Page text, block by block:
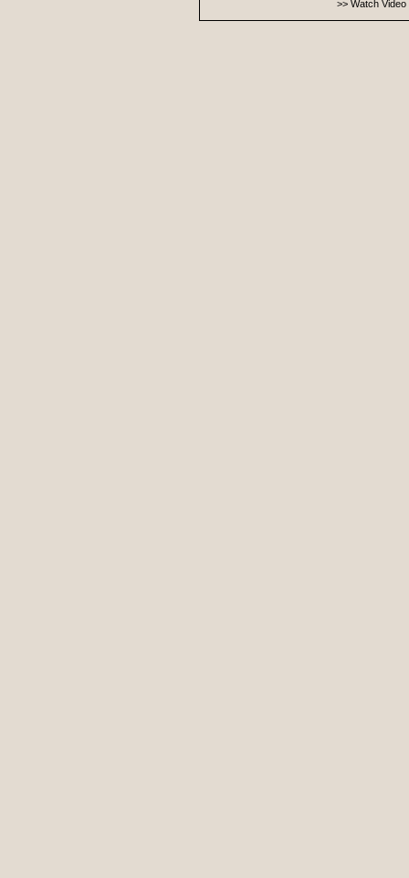
>> Watch Video